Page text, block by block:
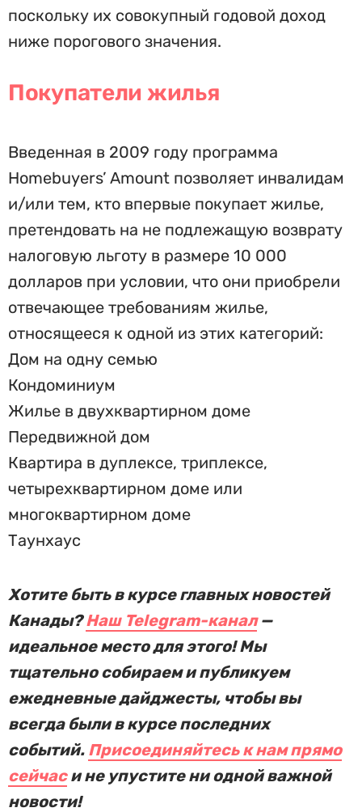
поскольку их совокупный годовой доход
ниже порогового значения.
Покупатели жилья
Введенная в 2009 году программа
Homebuyers’ Amount позволяет инвалидам
и/или тем, кто впервые покупает жилье,
претендовать на не подлежащую возврату
налоговую льготу в размере 10 000
долларов при условии, что они приобрели
отвечающее требованиям жилье,
относящееся к одной из этих категорий:
Дом на одну семью
Кондоминиум
Жилье в двухквартирном доме
Передвижной дом
Квартира в дуплексе, триплексе,
четырехквартирном доме или
многоквартирном доме
Таунхаус
Хотите быть в курсе главных новостей
Канады?Наш Telegram-канал—
идеальное место для этого! Мы
тщательно собираем и публикуем
ежедневные дайджесты, чтобы вы
всегда были в курсе последних
событий. Присоединяйтесь к нам прямо
сейчаси не упустите ни одной важной
новости!